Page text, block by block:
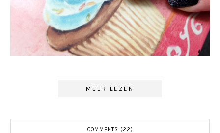
MEER LEZEN
COMMENTS (22)